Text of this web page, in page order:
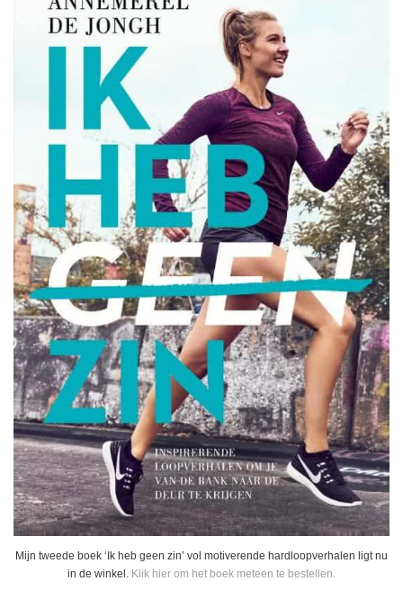
Mijn tweede boek ‘Ik heb geen zin’ vol motiverende hardloopverhalen ligt nu
in de winkel. Klik hier om het boek meteen te bestellen.